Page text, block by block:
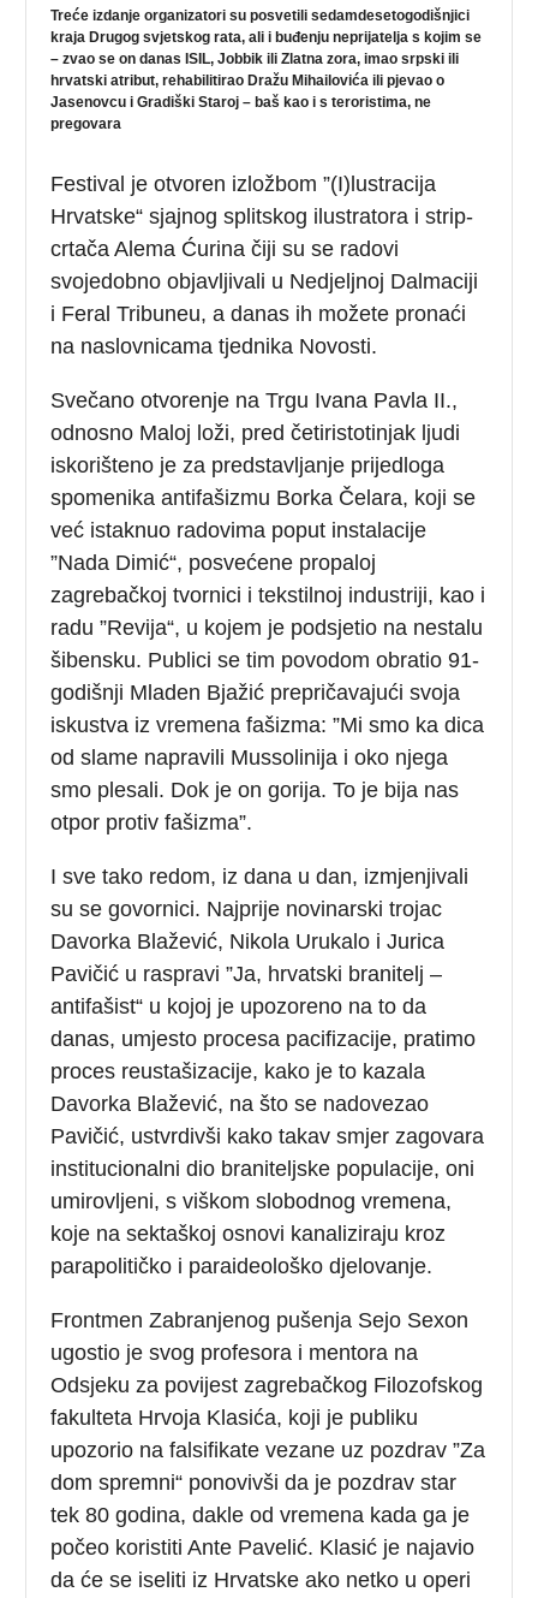
Treće izdanje organizatori su posvetili sedamdesetogodišnjici
kraja Drugog svjetskog rata, ali i buđenju neprijatelja s kojim se
– zvao se on danas ISIL, Jobbik ili Zlatna zora, imao srpski ili
hrvatski atribut, rehabilitirao Dražu Mihailovića ili pjevao o
Jasenovcu i Gradiški Staroj – baš kao i s teroristima, ne
pregovara
Festival je otvoren izložbom ”(I)lustracija
Hrvatske“ sjajnog splitskog ilustratora i strip-
crtača Alema Ćurina čiji su se radovi
svojedobno objavljivali u Nedjeljnoj Dalmaciji
i Feral Tribuneu, a danas ih možete pronaći
na naslovnicama tjednika Novosti.
Svečano otvorenje na Trgu Ivana Pavla II.,
odnosno Maloj loži, pred četiristotinjak ljudi
iskorišteno je za predstavljanje prijedloga
spomenika antifašizmu Borka Čelara, koji se
već istaknuo radovima poput instalacije
”Nada Dimić“, posvećene propaloj
zagrebačkoj tvornici i tekstilnoj industriji, kao i
radu ”Revija“, u kojem je podsjetio na nestalu
šibensku. Publici se tim povodom obratio 91-
godišnji Mladen Bjažić prepričavajući svoja
iskustva iz vremena fašizma: ”Mi smo ka dica
od slame napravili Mussolinija i oko njega
smo plesali. Dok je on gorija. To je bija nas
otpor protiv fašizma”.
I sve tako redom, iz dana u dan, izmjenjivali
su se govornici. Najprije novinarski trojac
Davorka Blažević, Nikola Urukalo i Jurica
Pavičić u raspravi ”Ja, hrvatski branitelj –
antifašist“ u kojoj je upozoreno na to da
danas, umjesto procesa pacifizacije, pratimo
proces reustašizacije, kako je to kazala
Davorka Blažević, na što se nadovezao
Pavičić, ustvrdivši kako takav smjer zagovara
institucionalni dio braniteljske populacije, oni
umirovljeni, s viškom slobodnog vremena,
koje na sektaškoj osnovi kanaliziraju kroz
parapolitičko i paraideološko djelovanje.
Frontmen Zabranjenog pušenja Sejo Sexon
ugostio je svog profesora i mentora na
Odsjeku za povijest zagrebačkog Filozofskog
fakulteta Hrvoja Klasića, koji je publiku
upozorio na falsifikate vezane uz pozdrav ”Za
dom spremni“ ponovivši da je pozdrav star
tek 80 godina, dakle od vremena kada ga je
počeo koristiti Ante Pavelić. Klasić je najavio
da će se iseliti iz Hrvatske ako netko u operi